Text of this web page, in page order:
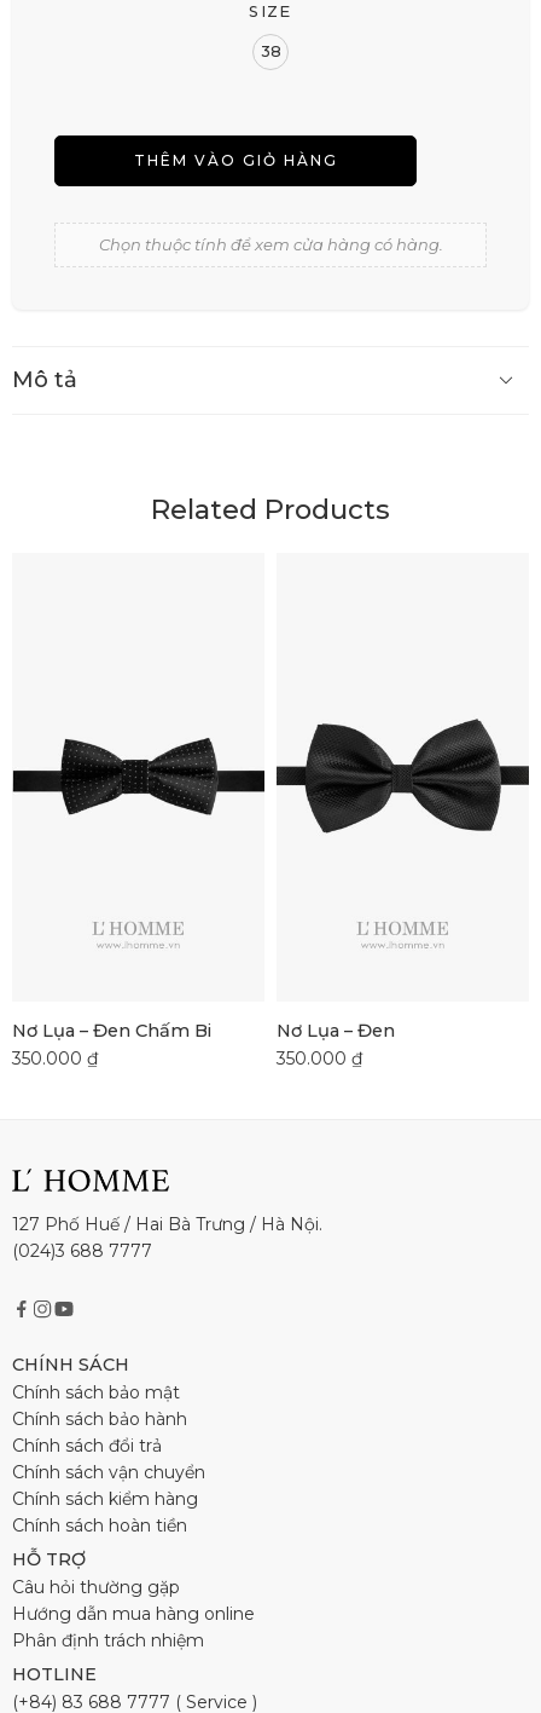
SIZE
38
THÊM VÀO GIỎ HÀNG
Chọn thuộc tính để xem cửa hàng có hàng.
Mô tả
Related Products
Nơ Lụa – Đen Chấm Bi
350.000 ₫
Nơ Lụa – Đen
350.000 ₫
127 Phố Huế / Hai Bà Trưng / Hà Nội.
(024)3 688 7777
CHÍNH SÁCH
Chính sách bảo mật
Chính sách bảo hành
Chính sách đổi trả
Chính sách vận chuyển
Chính sách kiểm hàng
Chính sách hoàn tiền
HỖ TRỢ
Câu hỏi thường gặp
Hướng dẫn mua hàng online
Phân định trách nhiệm
HOTLINE
(+84) 83 688 7777 ( Service )